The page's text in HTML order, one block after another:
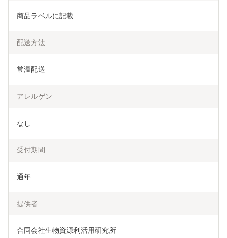
商品ラベルに記載
配送方法
常温配送
アレルゲン
なし
受付期間
通年
提供者
合同会社生物資源利活用研究所